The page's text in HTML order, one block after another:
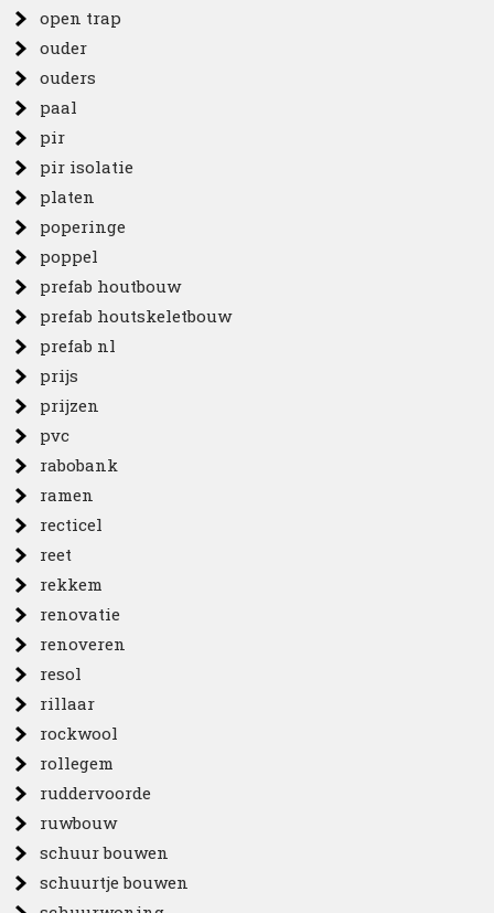
open trap
ouder
ouders
paal
pir
pir isolatie
platen
poperinge
poppel
prefab houtbouw
prefab houtskeletbouw
prefab nl
prijs
prijzen
pvc
rabobank
ramen
recticel
reet
rekkem
renovatie
renoveren
resol
rillaar
rockwool
rollegem
ruddervoorde
ruwbouw
schuur bouwen
schuurtje bouwen